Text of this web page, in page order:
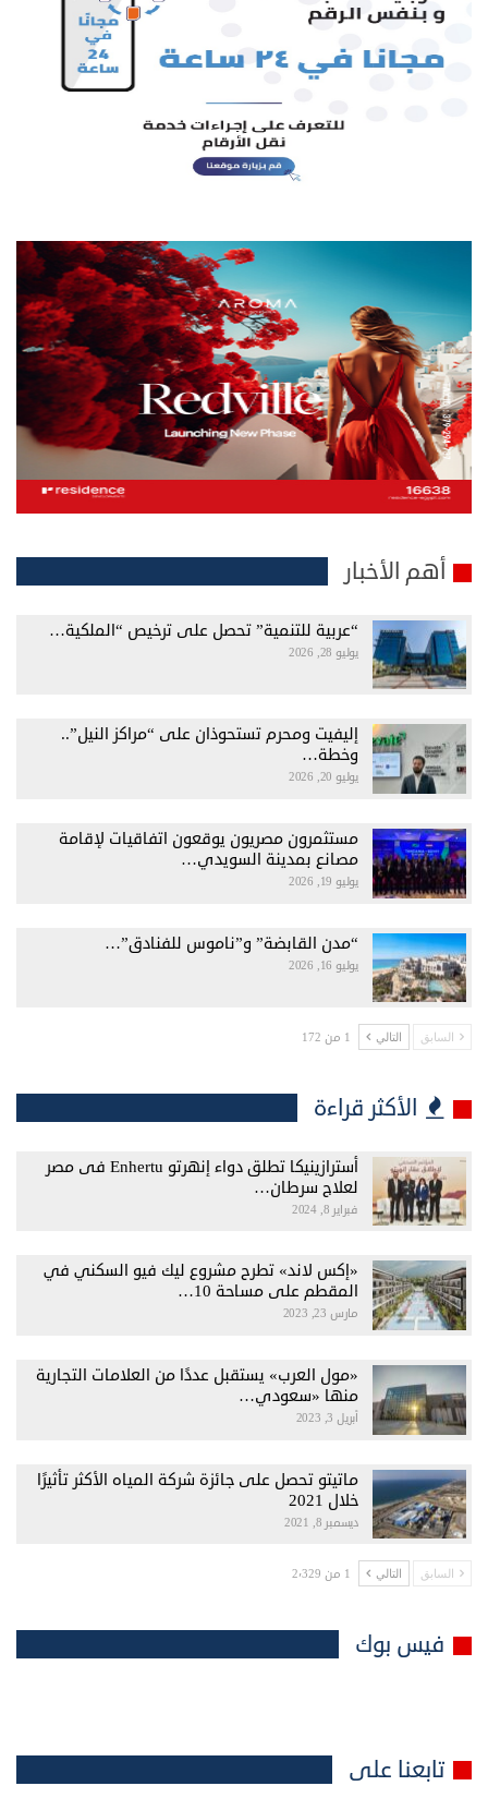
أهم الأخبار
“عربية للتنمية” تحصل على ترخيص “الملكية…
يوليو 28, 2026
إليفيت ومحرم تستحوذان على “مراكز النيل”..
وخطة…
يوليو 20, 2026
مستثمرون مصريون يوقعون اتفاقيات لإقامة
مصانع بمدينة السويدي…
يوليو 19, 2026
“مدن القابضة” و”ناموس للفنادق”…
يوليو 16, 2026
السابق التالي 1 من 172
الأكثر قراءة
أسترازينيكا تطلق دواء إنهرتو Enhertu فى مصر
لعلاج سرطان…
فبراير 8, 2024
«إكس لاند» تطرح مشروع ليك فيو السكني في
المقطم على مساحة 10…
مارس 23, 2023
«مول العرب» يستقبل عددًا من العلامات التجارية
منها «سعودي…
أبريل 3, 2023
ماتيتو تحصل على جائزة شركة المياه الأكثر تأثيرًا
خلال 2021
ديسمبر 8, 2021
السابق التالي 1 من 2٬329
فيس بوك
تابعنا على